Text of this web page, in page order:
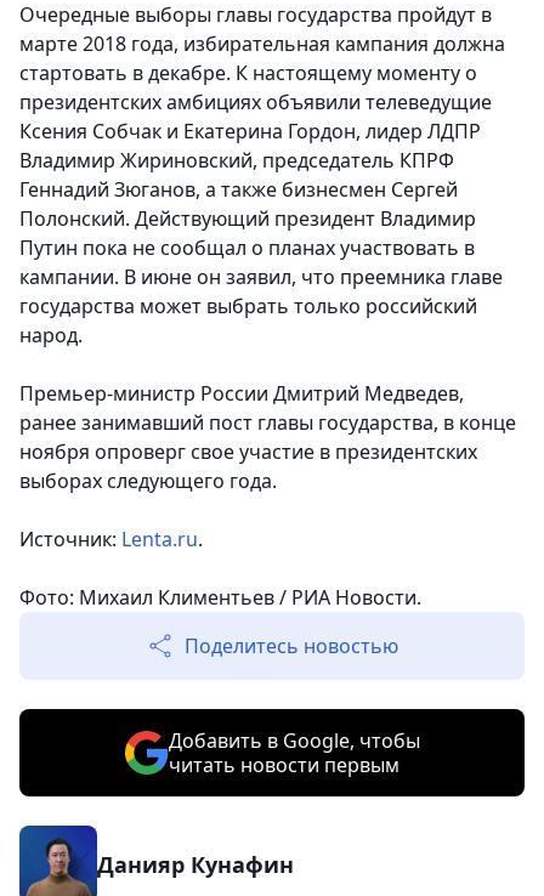
Очередные выборы главы государства пройдут в
марте 2018 года, избирательная кампания должна
стартовать в декабре. К настоящему моменту о
президентских амбициях объявили телеведущие
Ксения Собчак и Екатерина Гордон, лидер ЛДПР
Владимир Жириновский, председатель КПРФ
Геннадий Зюганов, а также бизнесмен Сергей
Полонский. Действующий президент Владимир
Путин пока не сообщал о планах участвовать в
кампании. В июне он заявил, что преемника главе
государства может выбрать только российский
народ.
Премьер-министр России Дмитрий Медведев,
ранее занимавший пост главы государства, в конце
ноября опроверг свое участие в президентских
выборах следующего года.
Источник: Lenta.ru.
Фото: Михаил Климентьев / РИА Новости.
Поделитесь новостью
Добавить в Google, чтобы
читать новости первым
Данияр Кунафин